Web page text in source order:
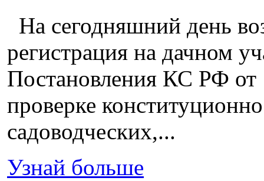
На сегодняшний день
регистрация на дачном
Постановления КС РФ
проверке
садоводческих,...
Узнай больше